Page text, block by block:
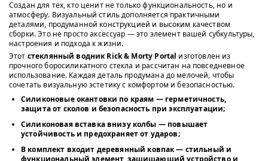
Создан для тех, кто ценит не только функциональность, но и
атмосферу. Визуальный стиль дополняется практичными
деталями, продуманной конструкцией и высоким качеством
сборки. Это не просто аксессуар — это элемент вашей субкультуры,
настроения и подхода к жизни.
Этот стеклянный водник Rick & Morty Portal изготовлен из
прочного боросиликатного стекла и рассчитан на повседневное
использование. Каждая деталь продумана до мелочей, чтобы
сочетать визуальную эстетику с комфортом и безопасностью.
Силиконовые окантовки по краям — герметичность,
защита от сколов и безопасность при эксплуатации;
Силиконовая вставка внизу колбы — повышает
устойчивость и предохраняет от ударов;
В комплект входит деревянный ковпак— стильный и
функциональный элемент, защищающий устройство и